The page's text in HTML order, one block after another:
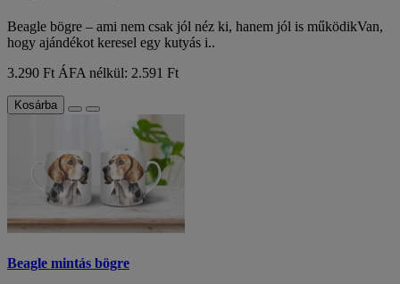
Beagle bögre – ami nem csak jól néz ki, hanem jól is működikVan,
hogy ajándékot keresel egy kutyás i..
3.290 Ft ÁFA nélkül: 2.591 Ft
Kosárba
Beagle mintás bögre